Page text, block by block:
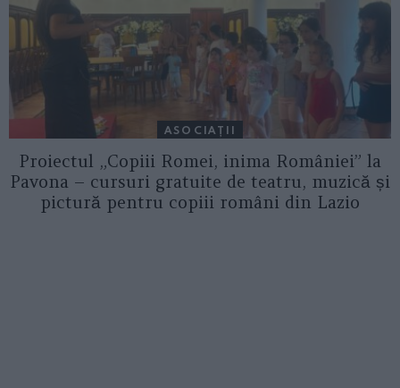
ASOCIAŢII
Proiectul „Copiii Romei, inima României” la
Pavona – cursuri gratuite de teatru, muzică și
pictură pentru copiii români din Lazio